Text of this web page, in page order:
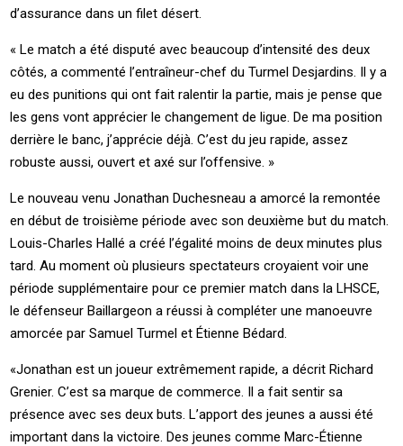
d’assurance dans un filet désert.
« Le match a été disputé avec beaucoup d’intensité des deux
côtés, a commenté l’entraîneur-chef du Turmel Desjardins. Il y a
eu des punitions qui ont fait ralentir la partie, mais je pense que
les gens vont apprécier le changement de ligue. De ma position
derrière le banc, j’apprécie déjà. C’est du jeu rapide, assez
robuste aussi, ouvert et axé sur l’offensive. »
Le nouveau venu Jonathan Duchesneau a amorcé la remontée
en début de troisième période avec son deuxième but du match.
Louis-Charles Hallé a créé l’égalité moins de deux minutes plus
tard. Au moment où plusieurs spectateurs croyaient voir une
période supplémentaire pour ce premier match dans la LHSCE,
le défenseur Baillargeon a réussi à compléter une manoeuvre
amorcée par Samuel Turmel et Étienne Bédard.
«Jonathan est un joueur extrêmement rapide, a décrit Richard
Grenier. C’est sa marque de commerce. Il a fait sentir sa
présence avec ses deux buts. L’apport des jeunes a aussi été
important dans la victoire. Des jeunes comme Marc-Étienne